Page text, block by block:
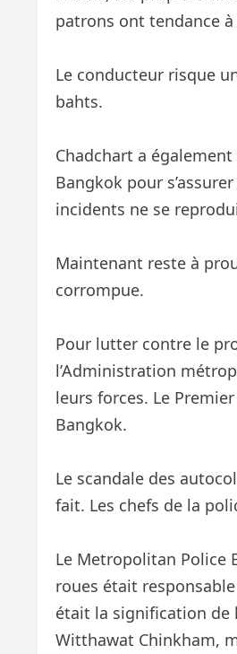
patrons ont tendance
Le conducteur risque
bahts.
Chadchart a
Bangkok pour
incidents ne se
Maintenant reste à
corrompue.
Pour lutter contre le
l’Administration
leurs forces. Le
Bangkok.
Le scandale des
fait. Les chefs de la
Le Metropolitan Police
roues était
était la signification de
Witthawat Chinkham,